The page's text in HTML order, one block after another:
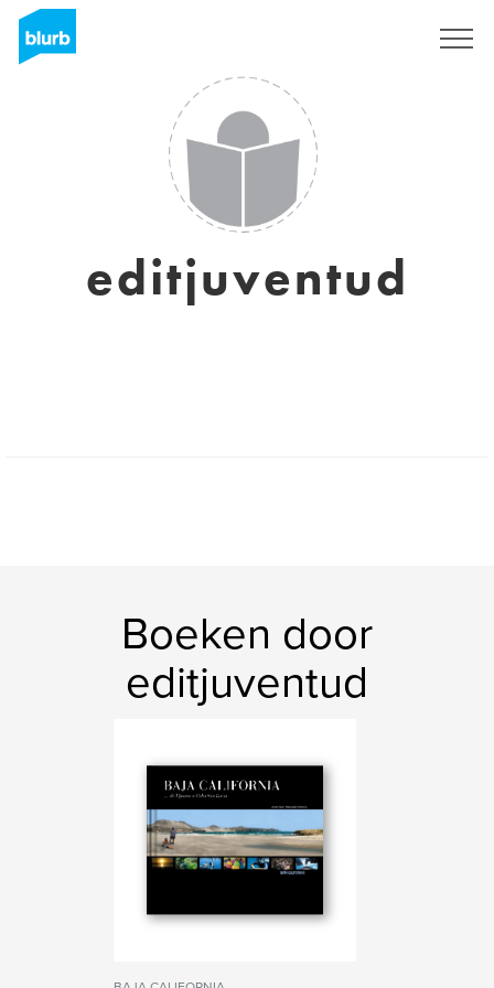
editjuventud
Boeken door
editjuventud